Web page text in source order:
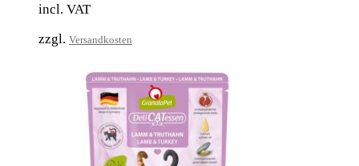
incl. VAT
zzgl. Versandkosten